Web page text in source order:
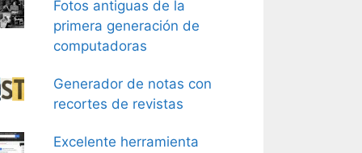
Fotos antiguas de la
primera generación de
computadoras
Generador de notas con
recortes de revistas
Excelente herramienta